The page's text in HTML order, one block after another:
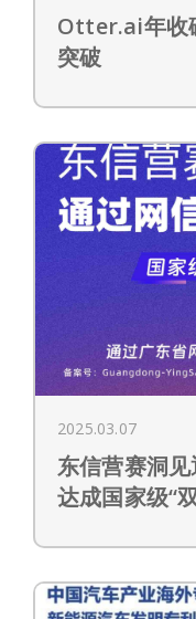
Otter.ai年收
突破
2025.03.07
东信营赛洞
达成国家级“